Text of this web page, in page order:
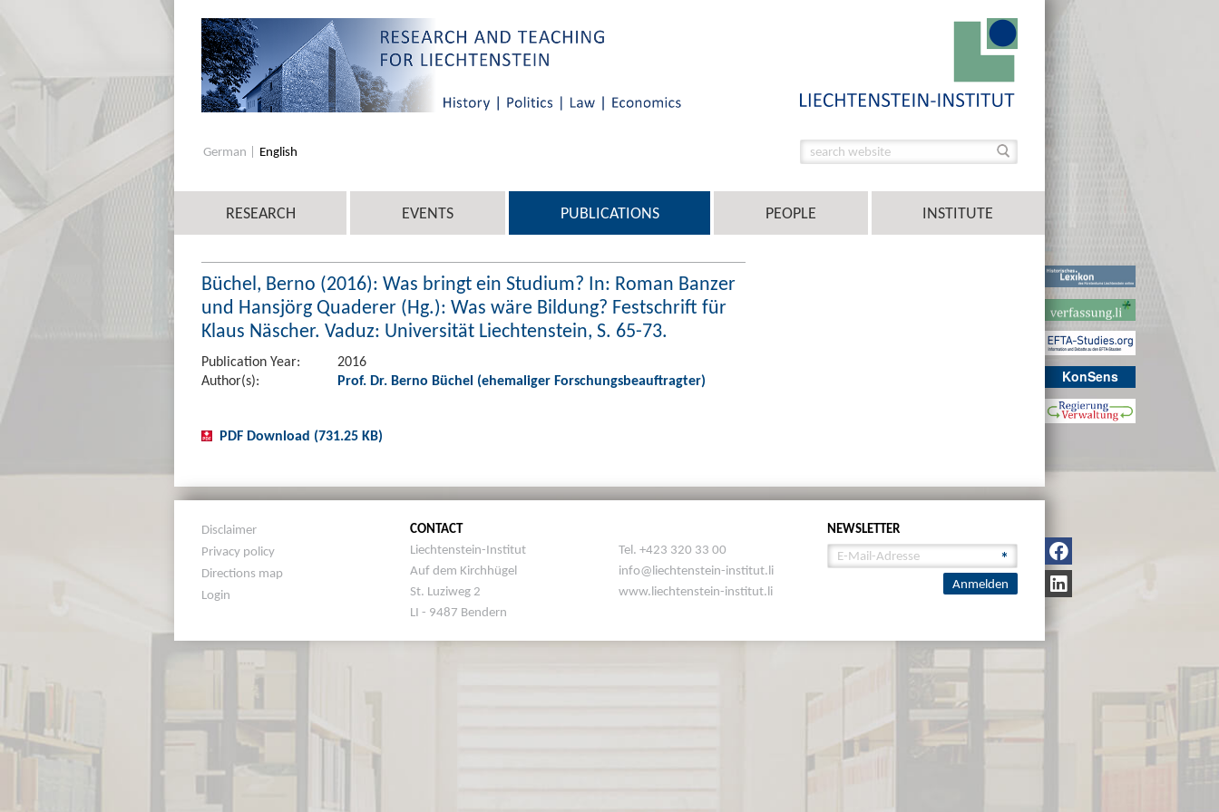
KonSens
German English
RESEARCH EVENTS PUBLICATIONS PEOPLE INSTITUTE
Büchel, Berno (2016): Was bringt ein Studium? In: Roman Banzer
und Hansjörg Quaderer (Hg.): Was wäre Bildung? Festschrift für
Klaus Näscher. Vaduz: Universität Liechtenstein, S. 65-73.
Publication Year:
2016
Author(s):
Prof. Dr. Berno Büchel (ehemaliger Forschungsbeauftragter)
PDF Download (731.25 KB)
Disclaimer
Privacy policy
Directions map
Login
CONTACT
Liechtenstein-Institut
Auf dem Kirchhügel
St. Luziweg 2
LI - 9487 Bendern
Tel. +423 320 33 00
info@liechtenstein-institut.li
www.liechtenstein-institut.li
NEWSLETTER